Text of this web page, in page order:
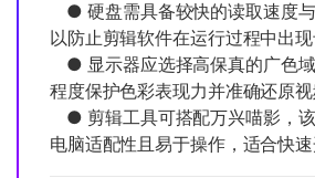
● 硬盘需具备较快的读取速度与
以防止剪辑软件在运行过程中出现
● 显示器应选择高保真的广色
程度保护色彩表现力并准确还原视
● 剪辑工具可搭配万兴喵影，
电脑适配性且易于操作，适合快速